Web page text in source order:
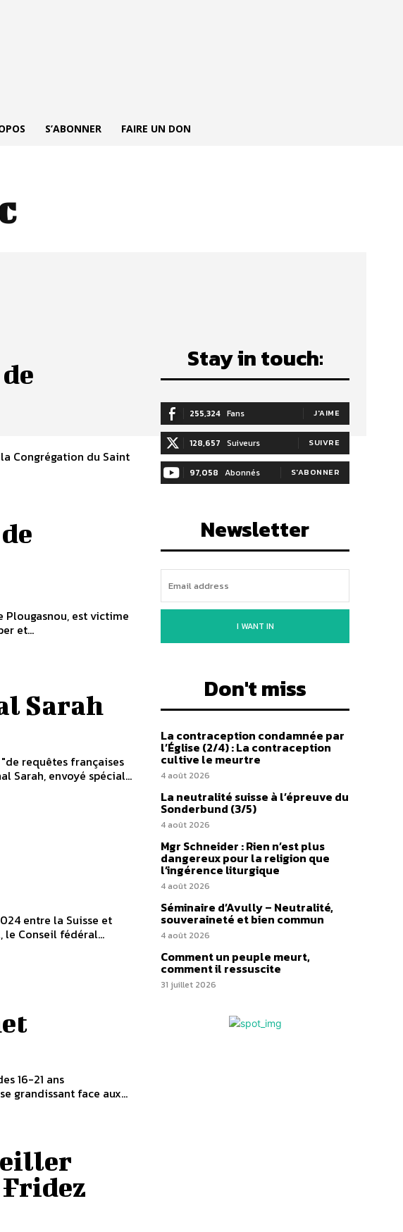
S’ABONNER FAIRE UN DON
Congrégation du Saint
Plougasnou, est victime
et...
Sarah
requêtes françaises
Sarah, envoyé spécial...
entre la Suisse et
Conseil fédéral...
16-21 ans
grandissant face aux...
Stay in touch:
255,324 Fans J'AIME
128,657 Suiveurs SUIVRE
97,058 Abonnés S'ABONNER
Newsletter
I WANT IN
Don't miss
La contraception condamnée par
l’Église (2/4) : La contraception
cultive le meurtre
4 août 2026
La neutralité suisse à l’épreuve du
Sonderbund (3/5)
4 août 2026
Mgr Schneider : Rien n’est plus
dangereux pour la religion que
l’ingérence liturgique
4 août 2026
Séminaire d’Avully – Neutralité,
souveraineté et bien commun
4 août 2026
Comment un peuple meurt,
comment il ressuscite
31 juillet 2026